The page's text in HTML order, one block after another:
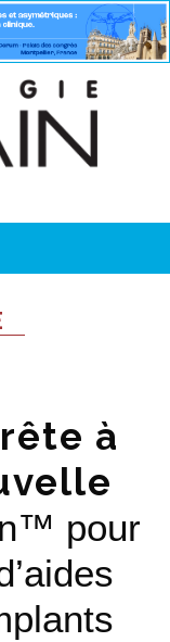
à
pour